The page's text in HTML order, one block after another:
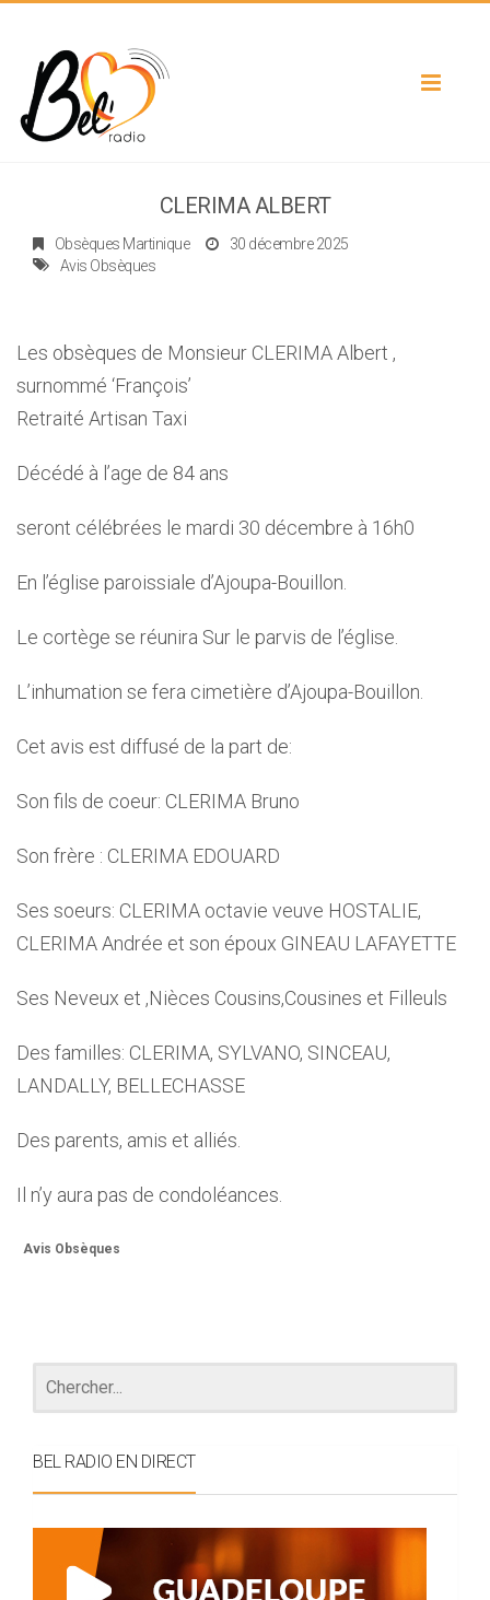
Toggle
CLERIMA ALBERT
Obsèques Martinique
30 décembre 2025
Avis Obsèques
Les obsèques de Monsieur CLERIMA Albert ,
surnommé ‘François’
Retraité Artisan Taxi
Décédé à l’age de 84 ans
seront célébrées le mardi 30 décembre à 16h0
En l’église paroissiale d’Ajoupa-Bouillon.
Le cortège se réunira Sur le parvis de l’église.
L’inhumation se fera cimetière d’Ajoupa-Bouillon.
Cet avis est diffusé de la part de:
Son fils de coeur: CLERIMA Bruno
Son frère : CLERIMA EDOUARD
Ses soeurs: CLERIMA octavie veuve HOSTALIE,
CLERIMA Andrée et son époux GINEAU LAFAYETTE
Ses Neveux et ,Nièces Cousins,Cousines et Filleuls
Des familles: CLERIMA, SYLVANO, SINCEAU,
LANDALLY, BELLECHASSE
Des parents, amis et alliés.
Il n’y aura pas de condoléances.
Avis Obsèques
BEL RADIO EN DIRECT